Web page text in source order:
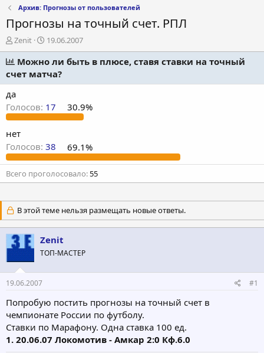
Архив: Прогнозы от пользователей
Прогнозы на точный счет. РПЛ
А
в
о
р
т
е
м
Zenit
Д
а
т
а
н
ч
а
19.06.2007
Можно ли быть в плюсе, ставя ставки на точный
счет матча?
да
Голосов: 17 30.9%
нет
Голосов: 38 69.1%
Всего проголосовало 55
В этой теме нельзя размещать новые ответы.
Zenit
ТОП-МАСТЕР
19.06.2007 #1
Попробую постить прогнозы на точный счет в
чемпионате России по футболу.
Ставки по Марафону. Одна ставка 100 ед.
1. 20.06.07 Локомотив - Амкар 2:0 Кф.6.0